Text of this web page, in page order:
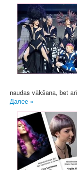
naudas vākšana, bet
Далее »